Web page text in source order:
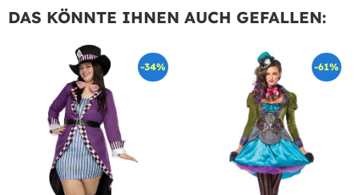
DAS KÖNNTE IHNEN AUCH GEFALLEN:
-34% -61%